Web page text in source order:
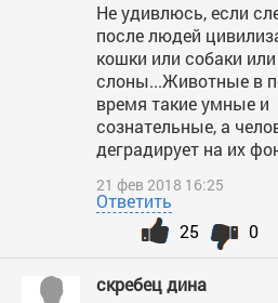
Не удивлюсь, если
после людей
кошки или собаки или
слоны...Животные в
время такие умные и
сознательные, а
деградирует на их
21 фев 2018 16:25
Ответить
0
25
скребец дина